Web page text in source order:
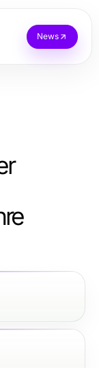
News